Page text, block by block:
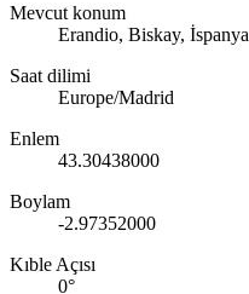
Mevcut konum
Erandio, Biskay, İspanya
Saat dilimi
Europe/Madrid
Enlem
43.30438000
Boylam
-2.97352000
Kıble Açısı
0°